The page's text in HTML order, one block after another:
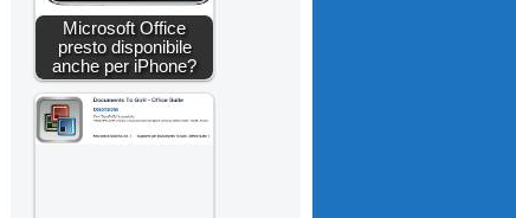
Microsoft Office
presto disponibile
anche per iPhone?